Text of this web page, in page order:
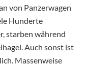
von Panzerwagen
Hunderte
starben während
Auch sonst ist
Massenweise